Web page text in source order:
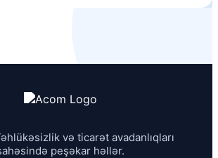
və ticarət avadanlıqları
peşəkar həllər.